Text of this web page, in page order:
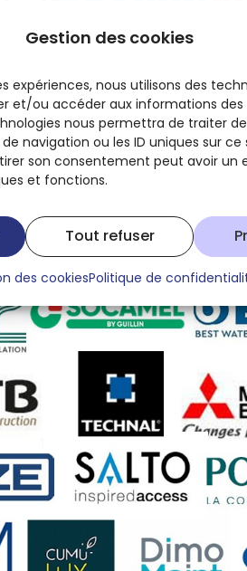
Gestion des cookies
expériences, nous utilisons des
et/ou accéder aux informations des
nous permettra de traiter
navigation ou les ID uniques sur ce
son consentement peut avoir un
et fonctions.
Tout refuser
des cookiesPolitique de